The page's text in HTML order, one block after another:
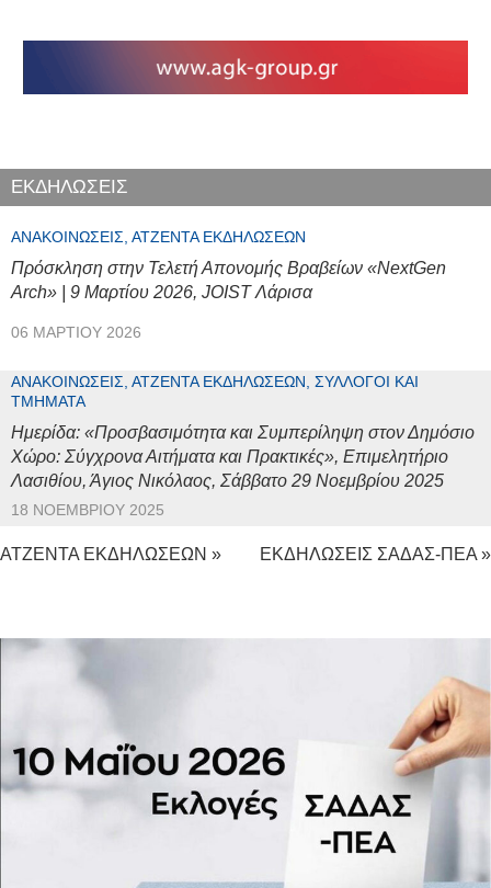
ΕΚΔΗΛΩΣΕΙΣ
ΑΝΑΚΟΙΝΏΣΕΙΣ, ΑΤΖΈΝΤΑ ΕΚΔΗΛΏΣΕΩΝ
Πρόσκληση στην Τελετή Απονομής Βραβείων «NextGen
Arch» | 9 Μαρτίου 2026, JOIST Λάρισα
06 ΜΑΡΤΊΟΥ 2026
ΑΝΑΚΟΙΝΏΣΕΙΣ, ΑΤΖΈΝΤΑ ΕΚΔΗΛΏΣΕΩΝ, ΣΎΛΛΟΓΟΙ ΚΑΙ
ΤΜΉΜΑΤΑ
Ημερίδα: «Προσβασιμότητα και Συμπερίληψη στον Δημόσιο
Χώρο: Σύγχρονα Αιτήματα και Πρακτικές», Επιμελητήριο
Λασιθίου, Άγιος Νικόλαος, Σάββατο 29 Νοεμβρίου 2025
18 ΝΟΕΜΒΡΊΟΥ 2025
ΑΤΖΕΝΤΑ ΕΚΔΗΛΩΣΕΩΝ » ΕΚΔΗΛΩΣΕΙΣ ΣΑΔΑΣ-ΠΕΑ »